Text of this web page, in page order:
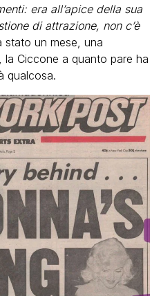
era all’apice della sua
di attrazione, non c’è
stato un mese, una
Ciccone a quanto pare ha
qualcosa.